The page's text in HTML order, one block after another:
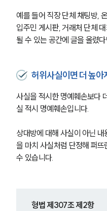
예를 들어 직장 단체 채팅방,
입주민 게시판, 거래처 단체
될 수 있는 공간에 글을 올렸
허위사실이면 더 높아
사실을 적시한 명예훼손보다
실 적시 명예훼손입니다.
상대방에 대해 사실이 아닌
을 마치 사실처럼 단정해 퍼
수 있습니다.
형법 제307조 제2항